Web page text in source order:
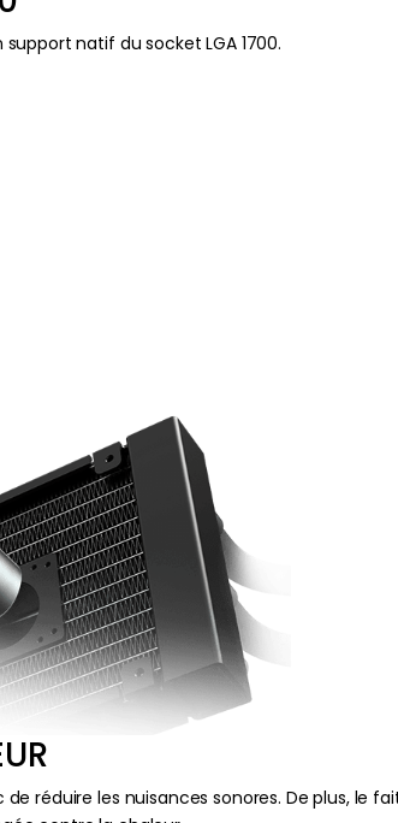
natif du socket LGA 1700.
réduire les nuisances sonores. De plus, le